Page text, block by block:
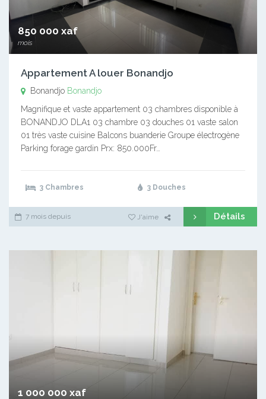
850 000 xaf
mois
Appartement A louer Bonandjo
Bonandjo Bonandjo
Magnifique et vaste appartement 03 chambres disponible à
BONANDJO DLA1 03 chambre 03 douches 01 vaste salon
01 très vaste cuisine Balcons buanderie Groupe électrogène
Parking forage gardin Prx: 850.000Fr…
3 Chambres 3 Douches
7 mois depuis J'aime Détails
1 000 000 xaf